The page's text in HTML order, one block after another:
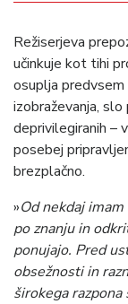
Režiserjeva
učinkuje kot tihi
osuplja
izobraževanja,
deprivilegiranih –
posebej
brezplačno.
»Od nekdaj
po znanju in
ponujajo. Pred
obsežnosti in
širokega